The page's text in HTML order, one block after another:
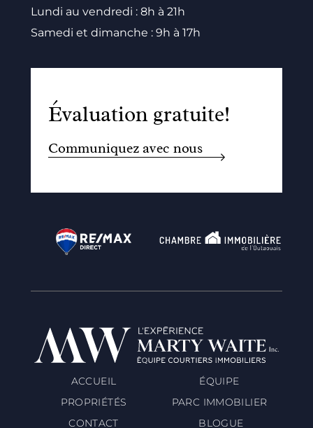
Lundi au vendredi : 8h à 21h
Samedi et dimanche : 9h à 17h
Évaluation gratuite!
Communiquez avec nous
ACCUEIL
ÉQUIPE
PROPRIÉTÉS
PARC IMMOBILIER
CONTACT
BLOGUE